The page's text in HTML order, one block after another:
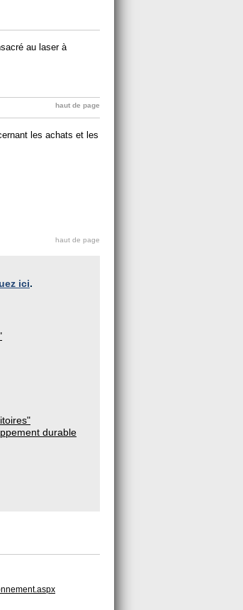
au laser à
haut de page
les achats et les
haut de page
ici.
durable